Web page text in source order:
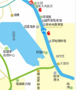
全聯
啄木鳥藥房
尋寶屋
越野家甩尾場
喜哈哈賽車場
惡靈鬼堡
草地飛球場
南灣里
貝殼23
天鵝湖
椰
道
翠
林
屋
龍璟
潛水
龍鑾潭
自然中心
瓊麻展示館
南
灣
龍
鑾
潭
迪噢